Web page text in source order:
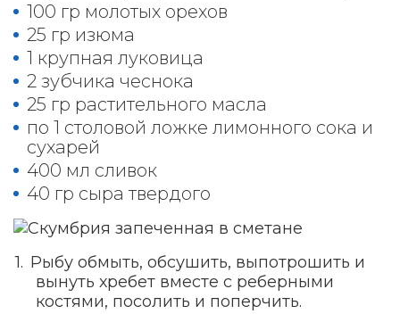
100 гр молотых орехов
25 гр изюма
1 крупная луковица
2 зубчика чеснока
25 гр растительного масла
по 1 столовой ложке лимонного сока и
сухарей
400 мл сливок
40 гр сыра твердого
Рыбу обмыть, обсушить, выпотрошить и
вынуть хребет вместе с реберными
костями, посолить и поперчить.